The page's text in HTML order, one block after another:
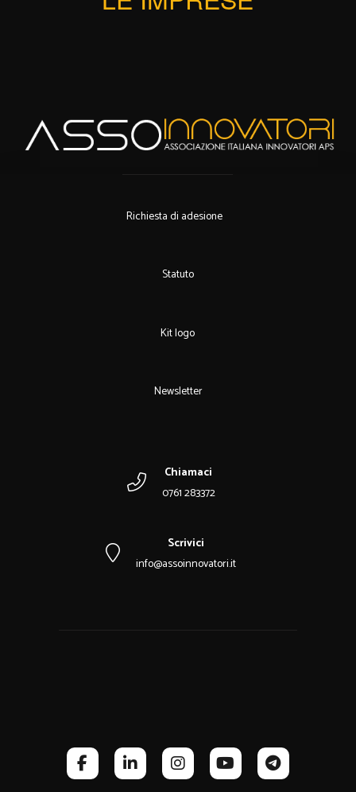
Richiesta di adesione
Statuto
Kit logo
Newsletter
Chiamaci
0761 283372
Scrivici
info@assoinnovatori.it